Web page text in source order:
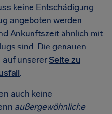
keine Entschädigung
angeboten werden
Ankunftszeit ähnlich mit
sind. Die genauen
auf unsererSeite zu
.
auch keine
außergewöhnliche